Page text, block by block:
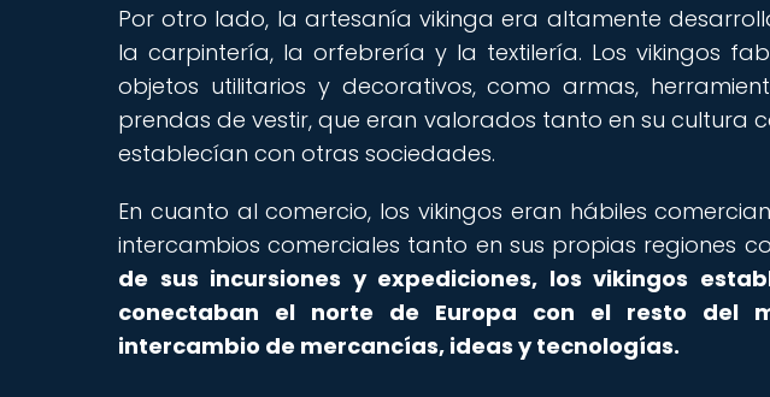
Por otro lado, la artesanía vikinga era altamente
la carpintería, la orfebrería y la textilería. Los vikingos
objetos utilitarios y decorativos, como armas,
prendas de vestir, que eran valorados tanto en su cultura
establecían con otras sociedades.
En cuanto al comercio, los vikingos eran hábiles
intercambios comerciales tanto en sus propias regiones
de sus incursiones y expediciones, los vikingos
conectaban el norte de Europa con el resto del
intercambio de mercancías, ideas y tecnologías.